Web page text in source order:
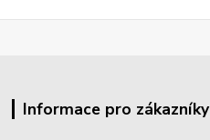
Informace pro zákazníky